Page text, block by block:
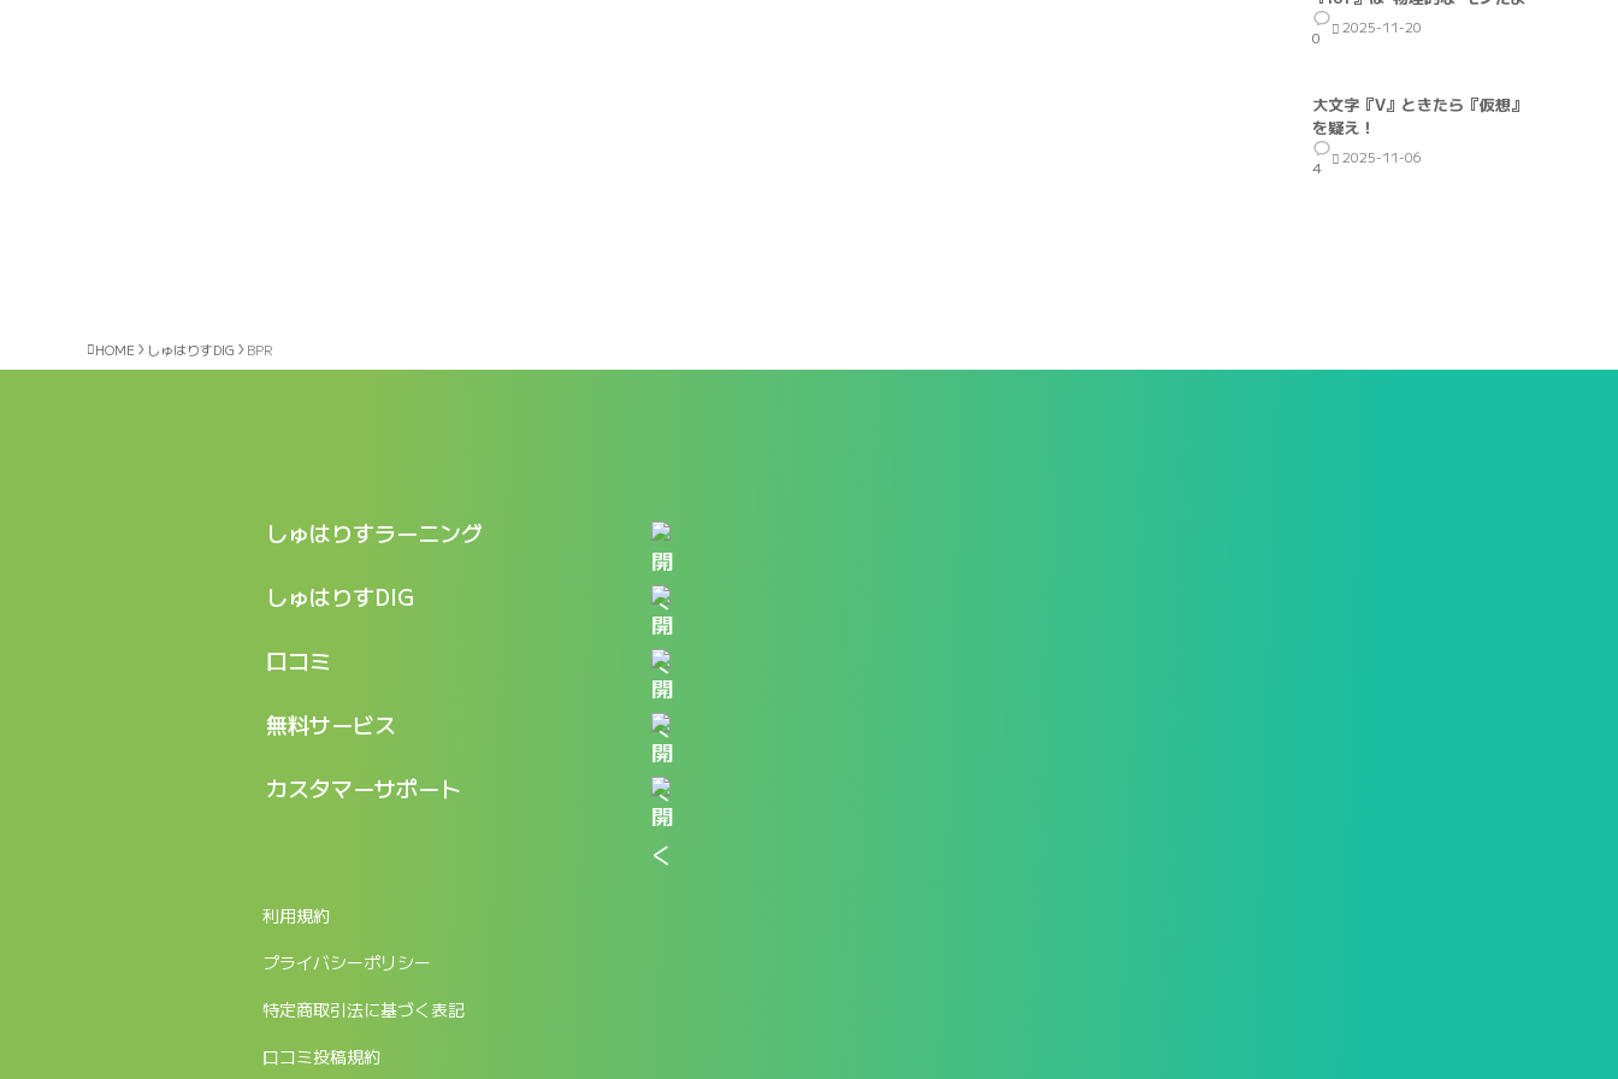
0
2025-11-20
大文字『V』ときたら『仮想』
を疑え！
4
2025-11-06
HOME しゅはりすDIG BPR
しゅはりすラーニング
特長
料金
新着情報
ログイン
しゅはりすDIG
記事一覧
口コミ
口コミ一覧
無料サービス
LINEで『Iパス ならし学習』
カスタマーサポート
返金申請フォーム
利用規約
プライバシーポリシー
特定商取引法に基づく表記
口コミ投稿規約